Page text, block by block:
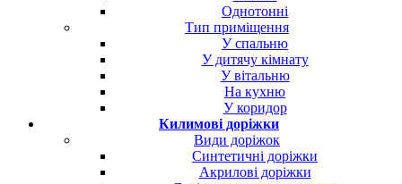
Однотонні
Тип приміщення
У спальню
У дитячу кімнату
У вітальню
На кухню
У коридор
Килимові доріжки
Види доріжок
Синтетичні доріжки
Акрилові доріжки